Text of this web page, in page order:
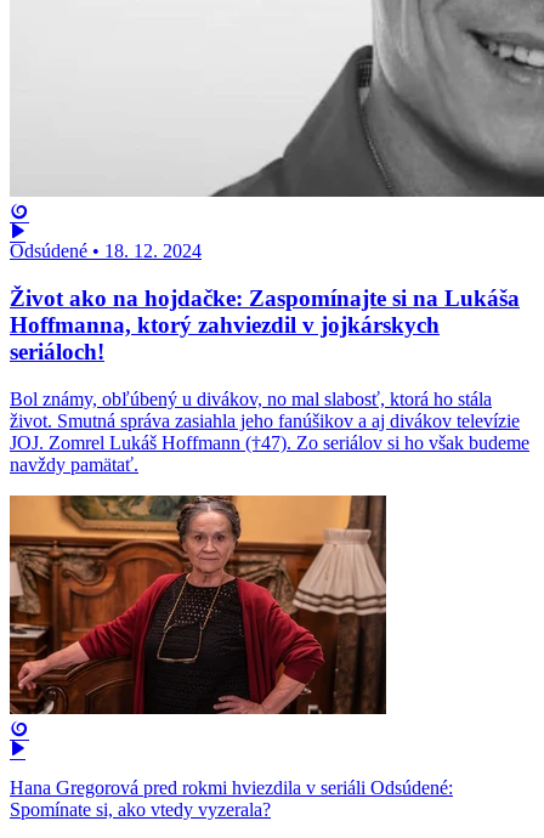
Odsúdené • 18. 12. 2024
Život ako na hojdačke: Zaspomínajte si na Lukáša
Hoffmanna, ktorý zahviezdil v jojkárskych
seriáloch!
Bol známy, obľúbený u divákov, no mal slabosť, ktorá ho stála
život. Smutná správa zasiahla jeho fanúšikov a aj divákov televízie
JOJ. Zomrel Lukáš Hoffmann (†47). Zo seriálov si ho však budeme
navždy pamätať.
Hana Gregorová pred rokmi hviezdila v seriáli Odsúdené:
Spomínate si, ako vtedy vyzerala?